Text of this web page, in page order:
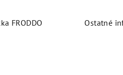
FRODDO Ostatné